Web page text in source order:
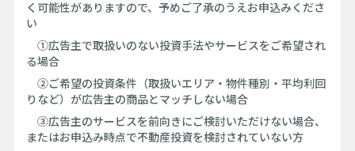
く可能性がありますので、予めご了承のうえお申込みくださ
い
①広告主で取扱いのない投資手法やサービスをご希望され
る場合
②ご希望の投資条件（取扱いエリア・物件種別・平均利回
りなど）が広告主の商品とマッチしない場合
③広告主のサービスを前向きにご検討いただけない場合、
またはお申込み時点で不動産投資を検討されていない方